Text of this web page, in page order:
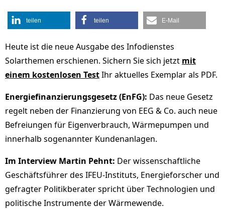
teilen teilen E-Mail
Heute ist die neue Ausgabe des Infodienstes
Solarthemen erschienen. Sichern Sie sich jetzt mit
einem kostenlosen TestIhr aktuelles Exemplar als PDF.
Energiefinanzierungsgesetz (EnFG): Das neue Gesetz
regelt neben der Finanzierung von EEG & Co. auch neue
Befreiungen für Eigenverbrauch, Wärmepumpen und
innerhalb sogenannter Kundenanlagen.
Im Interview Martin Pehnt: Der wissenschaftliche
Geschäftsführer des IFEU-Instituts, Energieforscher und
gefragter Politikberater spricht über Technologien und
politische Instrumente der Wärmewende.